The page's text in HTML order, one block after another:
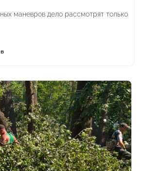
маневров дело рассмотрят только